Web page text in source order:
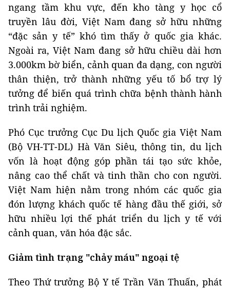
ngang tầm khu vực, đến kho tàng y học cổ
truyền lâu đời, Việt Nam đang sở hữu những
“đặc sản y tế” khó tìm thấy ở quốc gia khác.
Ngoài ra, Việt Nam đang sở hữu chiều dài hơn
3.000km bờ biển, cảnh quan đa dạng, con người
thân thiện, trở thành những yếu tố bổ trợ lý
tưởng để biến quá trình chữa bệnh thành hành
trình trải nghiệm.
Phó Cục trưởng Cục Du lịch Quốc gia Việt Nam
(Bộ VH-TT-DL) Hà Văn Siêu, thông tin, du lịch
vốn là hoạt động góp phần tái tạo sức khỏe,
nâng cao thể chất và tinh thần cho con người.
Việt Nam hiện nằm trong nhóm các quốc gia
đón lượng khách quốc tế hàng đầu thế giới, sở
hữu nhiều lợi thế phát triển du lịch y tế với
cảnh quan, văn hóa đặc sắc.
Giảm tình trạng "chảy máu" ngoại tệ
Theo Thứ trưởng Bộ Y tế Trần Văn Thuấn, phát